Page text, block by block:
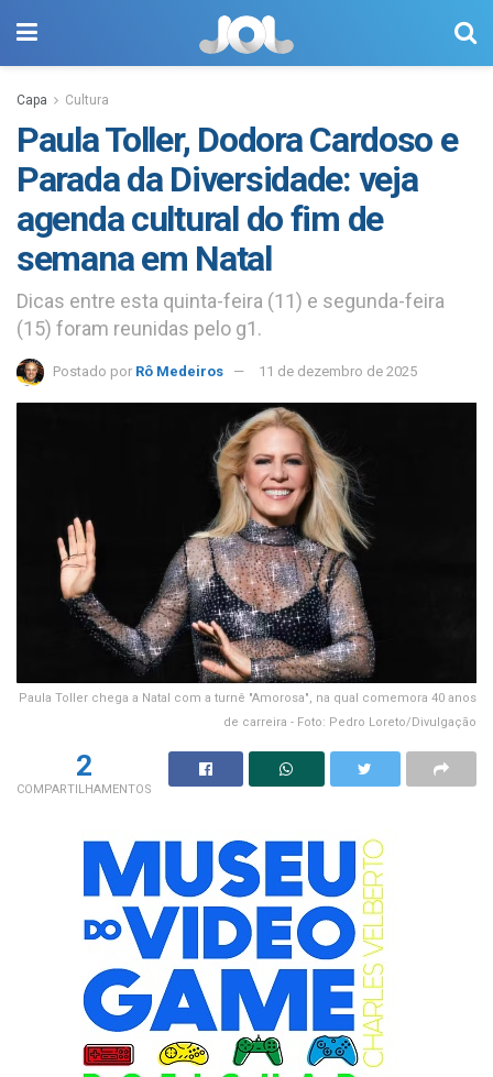
Capa Cultura
Paula Toller, Dodora Cardoso e
Parada da Diversidade: veja
agenda cultural do fim de
semana em Natal
Dicas entre esta quinta-feira (11) e segunda-feira
(15) foram reunidas pelo g1.
Postado por Rô Medeiros 11 de dezembro de 2025
Paula Toller chega a Natal com a turnê "Amorosa", na qual comemora 40 anos
de carreira - Foto: Pedro Loreto/Divulgação
2
COMPARTILHAMENTOS